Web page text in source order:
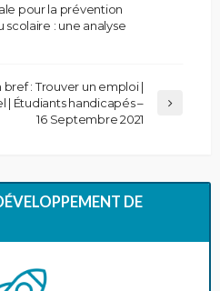
pour la prévention
scolaire : une analyse
: Trouver un emploi |
| Étudiants handicapés –
16 Septembre 2021
DE